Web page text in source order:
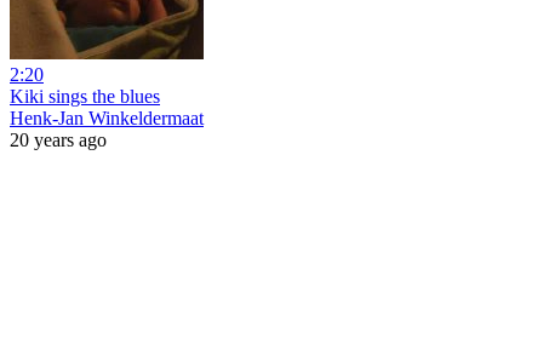
2:20
Kiki sings the blues
Henk-Jan Winkeldermaat
20 years ago